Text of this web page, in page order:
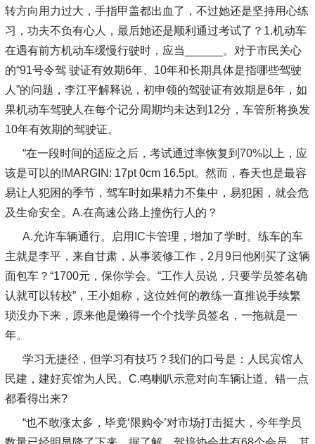
转方向用力过大，手指甲盖都出血了，不过她还是坚持用心练
习，功夫不负有心人，最后她还是顺利通过考试了？1.机动车
在遇有前方机动车缓慢行驶时，应当______。对于市民关心
的“91号令驾 驶证有效期6年、10年和长期具体是指哪些驾驶
人”的问题，李江平解释说，初申领的驾驶证有效期是6年，如
果机动车驾驶人在每个记分周期均未达到12分，车管所将换发
10年有效期的驾驶证。
“在一段时间的适应之后，考试通过率恢复到70%以上，应
该是可以的!MARGIN: 17pt 0cm 16.5pt。然而，春天也是最容
易让人犯困的季节，驾车时如果精力不集中，易犯困，就会危
及生命安全。A.在高速公路上撞伤行人的？
A.允许车辆通行。启用IC卡管理，增加了学时。练车的车
主就是李平，来自甘肃，从事装修工作，2月9日他刚买了这辆
面包车？“1700元，保你学会。“工作人员说，只要学员签名确
认就可以转校”，王小姐称，这位姓何的教练一直推说手续繁
琐没办下来，原来他是懒得一个个找学员签名，一拖就是一
年。
学习无捷径，但学习有技巧？我们的口号是：人民宾馆人
民建，建好宾馆为人民。C.鸣喇叭示意对向车辆让道。错一点
都看得出来?
“也不敢涨太多，毕竟‘限购令’对市场打击挺大，今年学员